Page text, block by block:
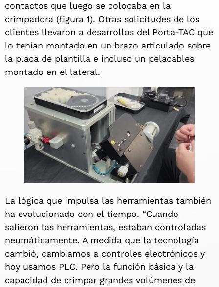
contactos que luego se colocaba en la
crimpadora (figura 1). Otras solicitudes de los
clientes llevaron a desarrollos del Porta-TAC que
lo tenían montado en un brazo articulado sobre
la placa de plantilla e incluso un pelacables
montado en el lateral.
La lógica que impulsa las herramientas también
ha evolucionado con el tiempo. “Cuando
salieron las herramientas, estaban controladas
neumáticamente. A medida que la tecnología
cambió, cambiamos a controles electrónicos y
hoy usamos PLC. Pero la función básica y la
capacidad de crimpar grandes volúmenes de